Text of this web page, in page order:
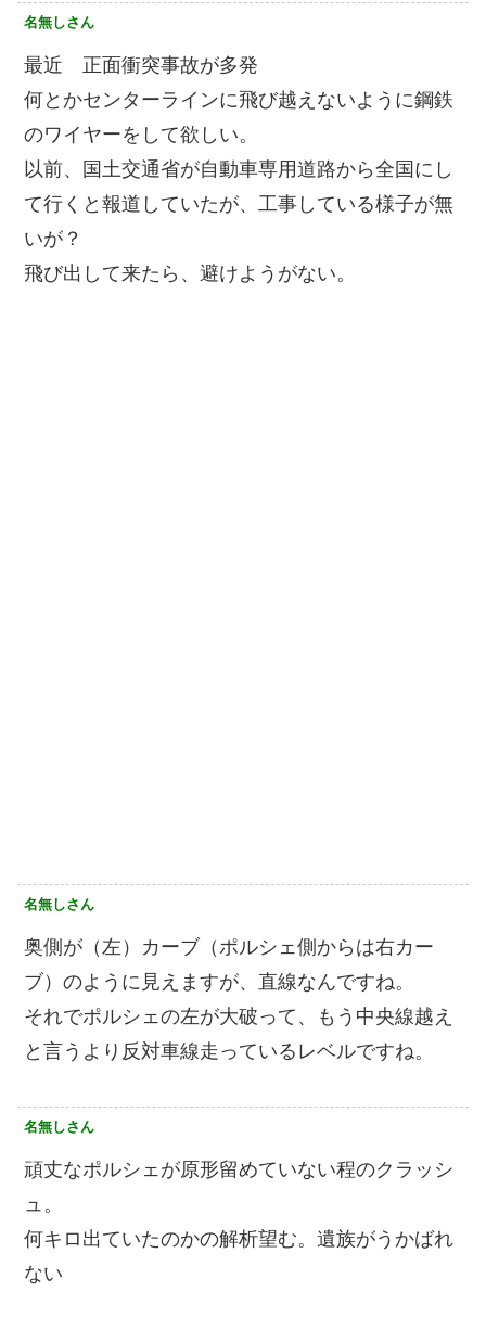
名無しさん
最近 正面衝突事故が多発
何とかセンターラインに飛び越えないように鋼鉄
のワイヤーをして欲しい。
以前、国土交通省が自動車専用道路から全国にし
て行くと報道していたが、工事している様子が無
いが？
飛び出して来たら、避けようがない。
名無しさん
奥側が（左）カーブ（ポルシェ側からは右カー
ブ）のように見えますが、直線なんですね。
それでポルシェの左が大破って、もう中央線越え
と言うより反対車線走っているレベルですね。
名無しさん
頑丈なポルシェが原形留めていない程のクラッシ
ュ。
何キロ出ていたのかの解析望む。遺族がうかばれ
ない